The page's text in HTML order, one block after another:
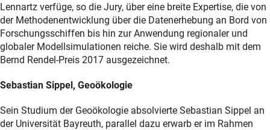
Lennartz verfüge, so die Jury, über eine breite Expertise, die von
der Methodenentwicklung über die Datenerhebung an Bord von
Forschungsschiffen bis hin zur Anwendung regionaler und
globaler Modellsimulationen reiche. Sie wird deshalb mit dem
Bernd Rendel-Preis 2017 ausgezeichnet.
Sebastian Sippel, Geoökologie
Sein Studium der Geoökologie absolvierte Sebastian Sippel an
der Universität Bayreuth, parallel dazu erwarb er im Rahmen